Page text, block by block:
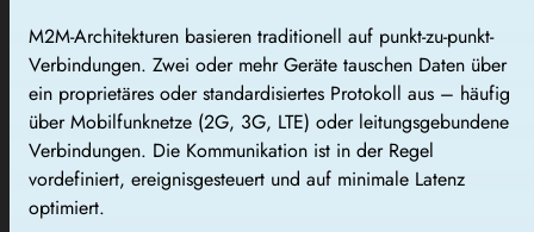
M2M-Architekturen basieren traditionell auf punkt-zu-punkt-
Verbindungen. Zwei oder mehr Geräte tauschen Daten über
ein proprietäres oder standardisiertes Protokoll aus – häufig
über Mobilfunknetze (2G, 3G, LTE) oder leitungsgebundene
Verbindungen. Die Kommunikation ist in der Regel
vordefiniert, ereignisgesteuert und auf minimale Latenz
optimiert.